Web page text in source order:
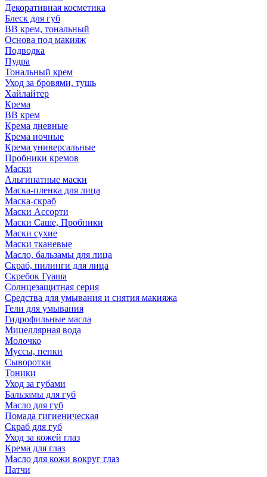
Декоративная косметика
Блеск для губ
ВВ крем, тональный
Основа под макияж
Подводка
Пудра
Тональный крем
Уход за бровями, тушь
Хайлайтер
Крема
ВВ крем
Крема дневные
Крема ночные
Крема универсальные
Пробники кремов
Маски
Альгинатные маски
Маска-пленка для лица
Маска-скраб
Маски Ассорти
Маски Саше, Пробники
Маски сухие
Маски тканевые
Масло, бальзамы для лица
Скраб, пилинги для лица
Скребок Гуаша
Солнцезащитная серия
Средства для умывания и снятия макияжа
Гели для умывания
Гидрофильные масла
Мицеллярная вода
Молочко
Муссы, пенки
Сыворотки
Тоники
Уход за губами
Бальзамы для губ
Масло для губ
Помада гигиеническая
Скраб для губ
Уход за кожей глаз
Крема для глаз
Масло для кожи вокруг глаз
Патчи